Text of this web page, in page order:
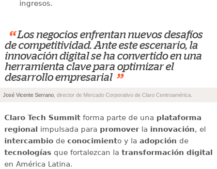
ingresos.
“ Los negocios enfrentan nuevos desafíos
de competitividad. Ante este escenario, la
innovación digital se ha convertido en una
herramienta clave para optimizar el
desarrollo empresarial ”
José Vicente Serrano , director de Mercado Corporativo de Claro Centroamérica.
Claro Tech Summitforma parte de una plataforma
regional impulsada para promoverla innovación, el
intercambiode conocimiento y la adopción de
tecnologíasque fortalezcan la transformación digital
en América Latina.